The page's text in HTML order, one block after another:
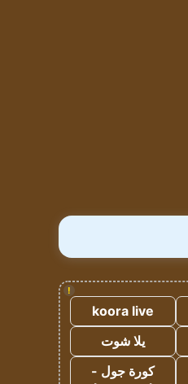
!
koora live
يلا شوت
كورة جول -